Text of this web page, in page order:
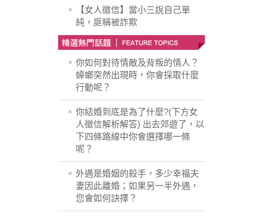
【女人徵信】當小三說自己單
純，誆稱被詐欺
你如何對待情敵及背叛的情人？
蟑螂突然出現時，你會採取什麼
行動呢？
你結婚到底是為了什麼?(下方女
人徵信解析解答) 出去郊遊了，以
下四條路線中你會選擇哪一條
呢？
外遇是婚姻的殺手，多少幸福夫
妻因此離婚；如果另一半外遇，
您會如何訣擇？